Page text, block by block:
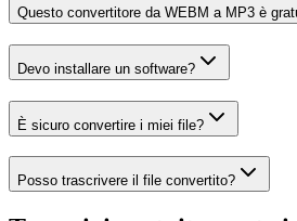
Questo convertitore da WEBM a MP3 è
Devo installare un software?
È sicuro convertire i miei file?
Posso trascrivere il file convertito?